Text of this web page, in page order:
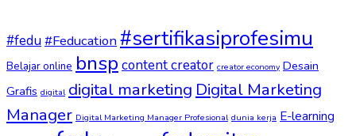
#fedu#Feducation#sertifikasiprofesimu
Belajar online bnsp content creator creator economy Desain
Grafis digital digital marketing Digital Marketing
Manager Digital Marketing Manager Profesional dunia kerja E-learning